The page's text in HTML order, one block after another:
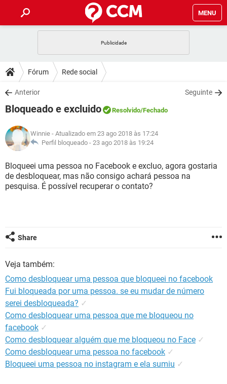
MENU
CELULAR
OUTLOOK
INSTAGRAM GMAIL
GUIA DE COMPRAS
DICAS
JOGOS
INSTAGRAM GMAIL
GUIA DE COMPRAS
DOWNLOADS
JOGOS WHATSAPP
CELULAR
OUTLOOK EXCEL
INSTAGRAM GMAIL
GUIA DE COMPRAS
FÓRUM
JOGOS WHATSAPP
CELULAR
OUTLOOK EXCEL
INSTAGRAM GMAIL
GLOSSÁRIO
JOGOS WHATSAPP
CELULAR FACEBOOK
GUIA DE COMPRAS
Fórum Rede social
Anterior Seguinte
Bloqueado e excluido Resolvido/Fechado
Winnie - Atualizado em 23 ago 2018 às 17:24
Perfil bloqueado - 23 ago 2018 às 19:24
Bloqueei uma pessoa no Facebook e excluo, agora gostaria
de desbloquear, mas não consigo achará pessoa na
pesquisa. É possível recuperar o contato?
Share
Veja também:
Como desbloquear uma pessoa que bloqueei no facebook
Fui bloqueada por uma pessoa. se eu mudar de número
serei desbloqueada? ✓
Como desbloquear uma pessoa que me bloqueou no
facebook ✓
Como desbloquear alguém que me bloqueou no Face ✓
Como desbloquear uma pessoa no facebook ✓
Bloqueei uma pessoa no instagram e ela sumiu ✓